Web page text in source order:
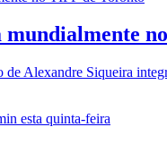
de Alexandre Siqueira